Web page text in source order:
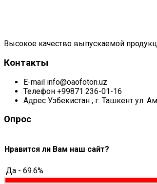
Высокое качество выпускаемой
Контакты
E-mail info@oaofoton.uz
Телефон +99871 236-01-16
Адрес Узбекистан , г. Ташкент ул.
Опрос
Нравится ли Вам наш сайт?
Да - 69.6%